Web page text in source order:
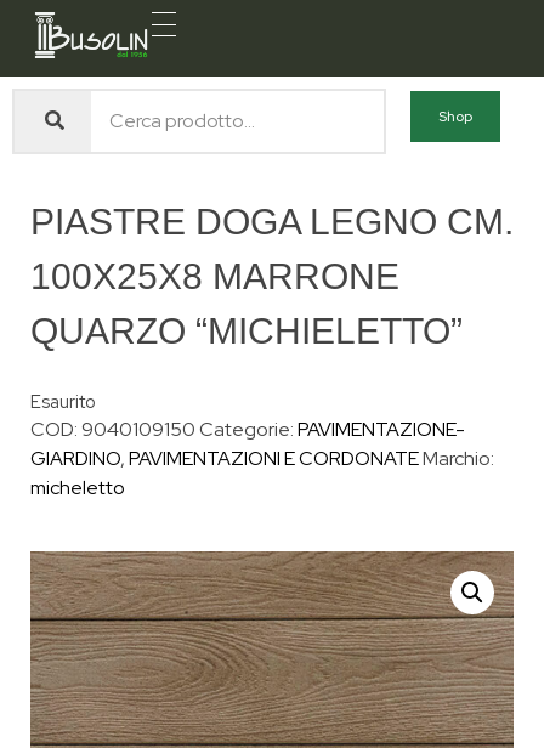
Busolin S.R.L.
Shop
PIASTRE DOGA LEGNO CM.
100X25X8 MARRONE
QUARZO “MICHIELETTO”
Esaurito
COD:9040109150Categorie:PAVIMENTAZIONE-
GIARDINO,PAVIMENTAZIONI E CORDONATEMarchio:
micheletto